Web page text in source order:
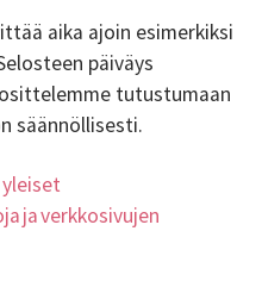
aika ajoin esimerkiksi
päiväys
tutustumaan
säännöllisesti.
ja verkkosivujen